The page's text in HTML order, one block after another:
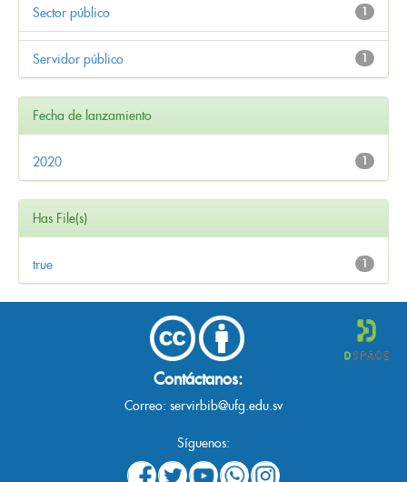
1
Sector público
1
Servidor público
Fecha de lanzamiento
1
2020
Has File(s)
1
true
Contáctanos:
Correo: servirbib@ufg.edu.sv
Síguenos: